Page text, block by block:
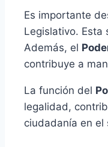
Es importante
Legislativo. Esta
Además, el
contribuye a
La función del
legalidad,
ciudadanía en el